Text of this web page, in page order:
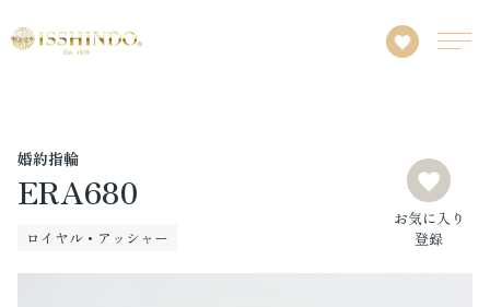
婚約指輪
ERA680
ロイヤル・アッシャー
お気に入り
登録